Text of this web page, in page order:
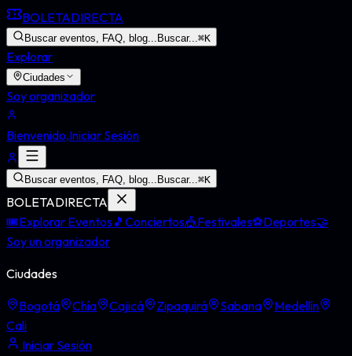
BOLETADIRECTA
Buscar eventos, FAQ, blog... Buscar...⌘K
Explorar
Ciudades
Soy organizador
Bienvenido,Iniciar Sesión
Buscar eventos, FAQ, blog... Buscar...⌘K
BOLETADIRECTA
🎟️Explorar Eventos🎵 Conciertos🎪Festivales⚽Deportes🤝
Soy un organizador
Ciudades
Bogotá Chía Cajicá Zipaquirá Sabana
Medellín
Cali
Iniciar Sesión